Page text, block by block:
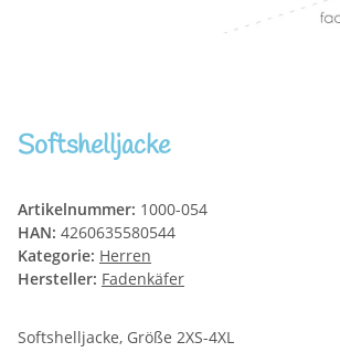
Softshelljacke
Artikelnummer: 1000-054
HAN: 4260635580544
Kategorie: Herren
Hersteller: Fadenkäfer
Softshelljacke, Größe 2XS-4XL